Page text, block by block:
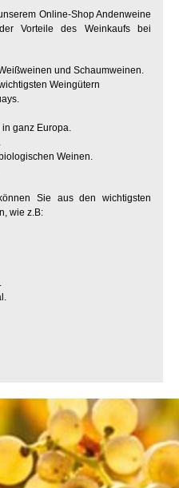
Online-Shop Andenweine
Vorteile des Weinkaufs bei
und Schaumweinen.
Weingütern
ganz Europa.
Weinen.
können Sie aus den wichtigsten
wie z.B: